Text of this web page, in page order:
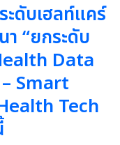
ะดับเฮลท์แคร์
“ยกระดับ
Data
Smart
Tech